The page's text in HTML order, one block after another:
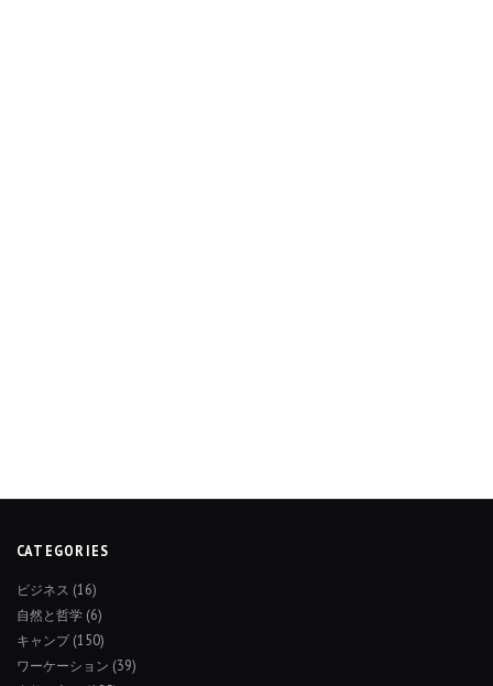
CATEGORIES
ビジネス (16)
自然と哲学 (6)
キャンプ(150)
ワーケーション (39)